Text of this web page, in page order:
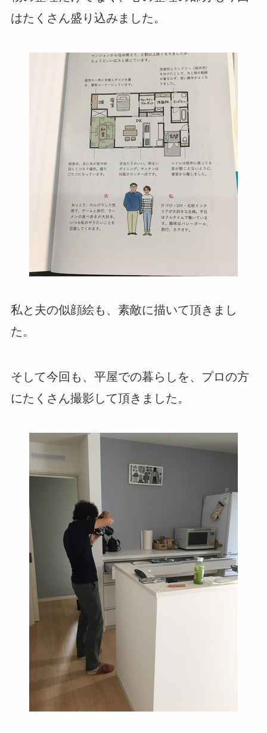
はたくさん盛り込みました。
私と夫の似顔絵も、素敵に描いて頂きまし
た。
そして今回も、平屋での暮らしを、プロの方
にたくさん撮影して頂きました。